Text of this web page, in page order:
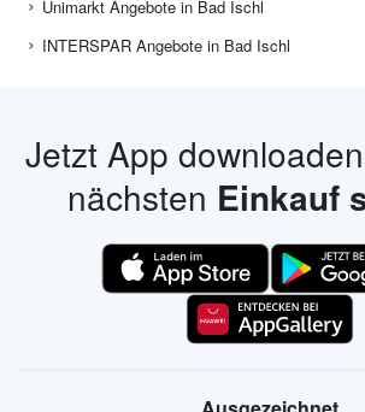
Unimarkt Angebote in Bad Ischl
INTERSPAR Angebote in Bad Ischl
Jetzt App
nächsten Einkauf